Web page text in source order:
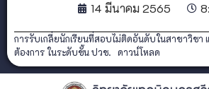
14 มีนาคม 2565
การรับเกลี่ยนักเรียนที่สอบไม่ติดอันดับในสาขาวิชา
ต้องการ ในระดับชั้น ปวช.
ดาวน์โหลด